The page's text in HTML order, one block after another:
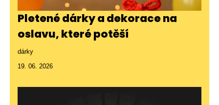
Pletené dárky a dekorace na
oslavu, které potěší
dárky
19. 06. 2026